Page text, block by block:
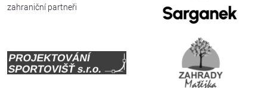
zahraniční partneři
Česky